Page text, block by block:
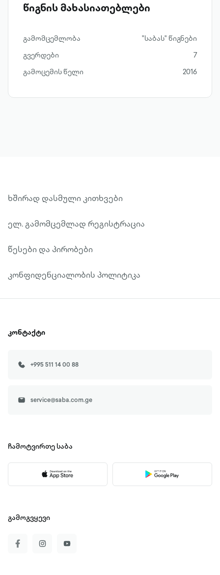
წიგნის მახასიათებლები
გამომცემლობა
"საბას" წიგნები
გვერდები
7
გამოცემის წელი
2016
ხშირად დასმული კითხვები
ელ. გამომცემლად რეგისტრაცია
წესები და პირობები
კონფიდენციალობის პოლიტიკა
კონტაქტი
+995 511 14 00 88
service@saba.com.ge
ჩამოტვირთე საბა
გამოგვყევი